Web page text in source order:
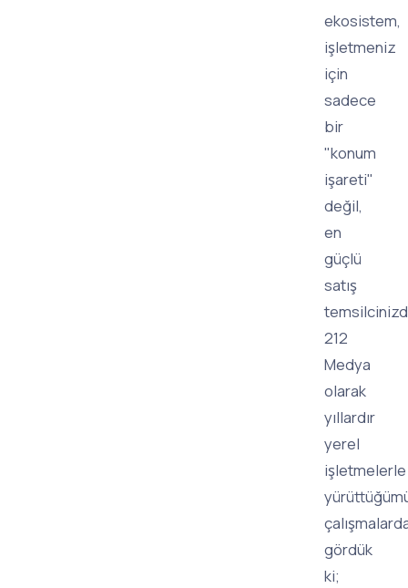
ekosistem,
işletmeniz
için
sadece
bir
"konum
işareti"
değil,
en
güçlü
satış
212
Medya
olarak
yıllardır
yerel
işletmelerle
gördük
ki;